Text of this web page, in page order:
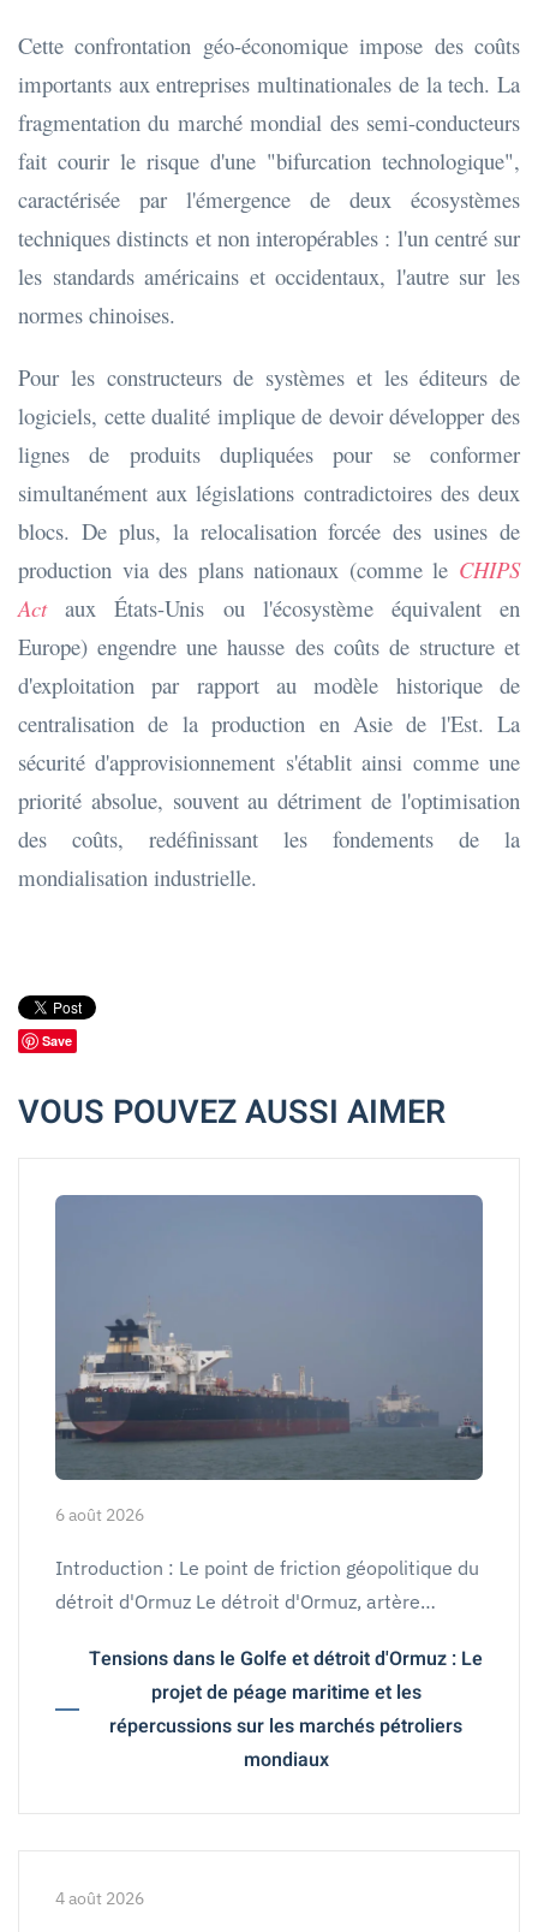
Cette confrontation géo-économique impose des coûts
importants aux entreprises multinationales de la tech. La
fragmentation du marché mondial des semi-conducteurs
fait courir le risque d'une "bifurcation technologique",
caractérisée par l'émergence de deux écosystèmes
techniques distincts et non interopérables : l'un centré sur
les standards américains et occidentaux, l'autre sur les
normes chinoises.
Pour les constructeurs de systèmes et les éditeurs de
logiciels, cette dualité implique de devoir développer des
lignes de produits dupliquées pour se conformer
simultanément aux législations contradictoires des deux
blocs. De plus, la relocalisation forcée des usines de
production via des plans nationaux (comme le CHIPS
Actaux États-Unis ou l'écosystème équivalent en
Europe) engendre une hausse des coûts de structure et
d'exploitation par rapport au modèle historique de
centralisation de la production en Asie de l'Est. La
sécurité d'approvisionnement s'établit ainsi comme une
priorité absolue, souvent au détriment de l'optimisation
des coûts, redéfinissant les fondements de la
mondialisation industrielle.
Save
VOUS POUVEZ AUSSI AIMER
6 août 2026
Introduction : Le point de friction géopolitique du
détroit d'Ormuz Le détroit d'Ormuz, artère…
Tensions dans le Golfe et détroit d'Ormuz : Le
projet de péage maritime et les
répercussions sur les marchés pétroliers
mondiaux
4 août 2026